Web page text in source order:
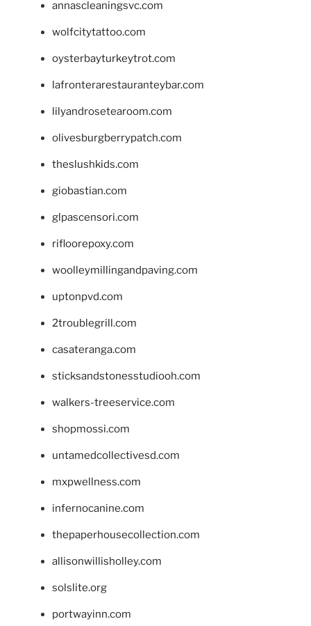
annascleaningsvc.com
wolfcitytattoo.com
oysterbayturkeytrot.com
lafronterarestauranteybar.com
lilyandrosetearoom.com
olivesburgberrypatch.com
theslushkids.com
giobastian.com
glpascensori.com
rifloorepoxy.com
woolleymillingandpaving.com
uptonpvd.com
2troublegrill.com
casateranga.com
sticksandstonesstudiooh.com
walkers-treeservice.com
shopmossi.com
untamedcollectivesd.com
mxpwellness.com
infernocanine.com
thepaperhousecollection.com
allisonwillisholley.com
solslite.org
portwayinn.com